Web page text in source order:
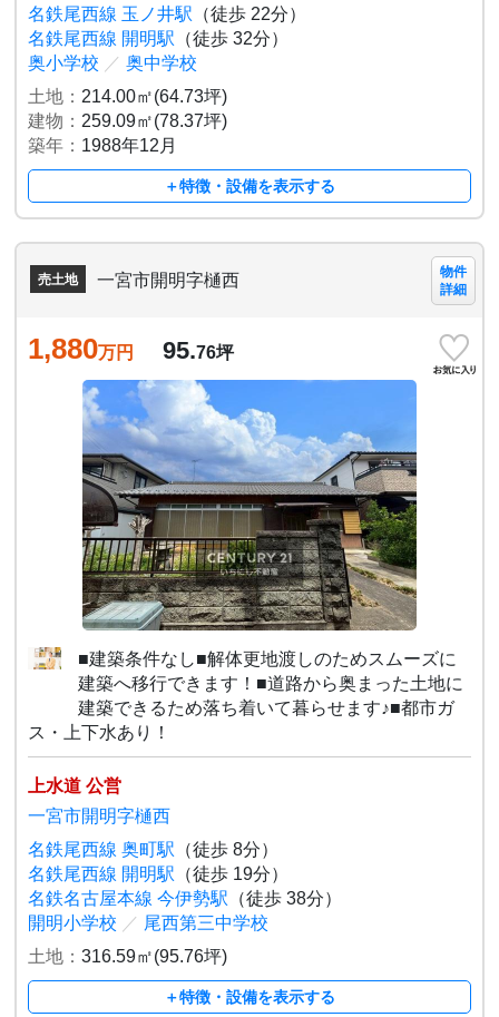
名鉄尾西線 玉ノ井駅 （徒歩 22分）
名鉄尾西線 開明駅 （徒歩 32分）
奥小学校 ／ 奥中学校
土地： 214.00㎡(64.73坪)
建物： 259.09㎡(78.37坪)
築年： 1988年12月
＋特徴・設備を表示する
売土地 一宮市開明字樋西
物件
詳細
1,880万円 95.76坪
■建築条件なし■解体更地渡しのためスムーズに
建築へ移行できます！■道路から奥まった土地に
建築できるため落ち着いて暮らせます♪■都市ガ
ス・上下水あり！
上水道 公営
一宮市開明字樋西
名鉄尾西線 奥町駅 （徒歩 8分）
名鉄尾西線 開明駅 （徒歩 19分）
名鉄名古屋本線 今伊勢駅 （徒歩 38分）
開明小学校 ／ 尾西第三中学校
土地：316.59㎡(95.76坪)
＋特徴・設備を表示する